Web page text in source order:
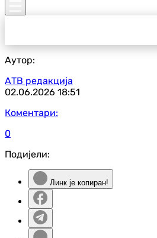
Аутор:
АТВ редакција
02.06.2026 18:51
Коментари:
0
Подијели:
Линк је копиран!